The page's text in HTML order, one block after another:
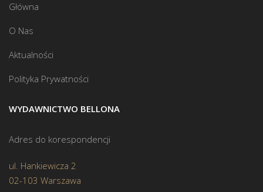
Główna
O Nas
Aktualności
Polityka Prywatności
WYDAWNICTWO BELLONA
Adres do korespondencji
ul. Hankiewicza 2
02-103 Warszawa